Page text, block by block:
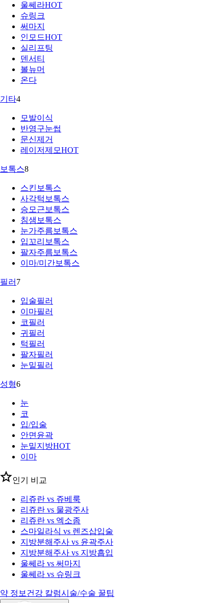
울쎄라HOT
슈링크
써마지
인모드HOT
실리프팅
덴서티
볼뉴머
온다
기타4
모발이식
반영구눈썹
문신제거
레이저제모HOT
보톡스8
스킨보톡스
사각턱보톡스
승모근보톡스
침샘보톡스
눈가주름보톡스
입꼬리보톡스
팔자주름보톡스
이마/미간보톡스
필러 7
입술필러
이마필러
코필러
귀필러
턱필러
팔자필러
눈밑필러
성형6
눈
코
입/입술
안면윤곽
눈밑지방HOT
이마
인기 비교
리쥬란 vs 쥬베룩
리쥬란 vs 물광주사
리쥬란 vs 엑소좀
스마일라식 vs 렌즈삽입술
지방분해주사 vs 윤곽주사
지방분해주사 vs 지방흡입
울쎄라 vs 써마지
울쎄라 vs 슈링크
약 정보 건강 칼럼시술/수술 꿀팁